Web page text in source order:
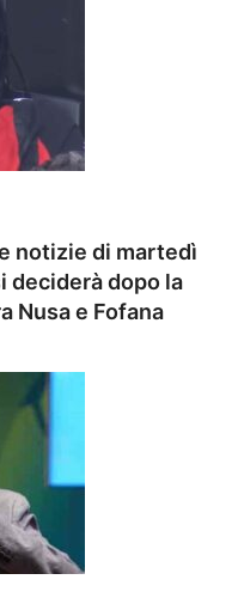
notizie di martedì
deciderà dopo la
Nusa e Fofana